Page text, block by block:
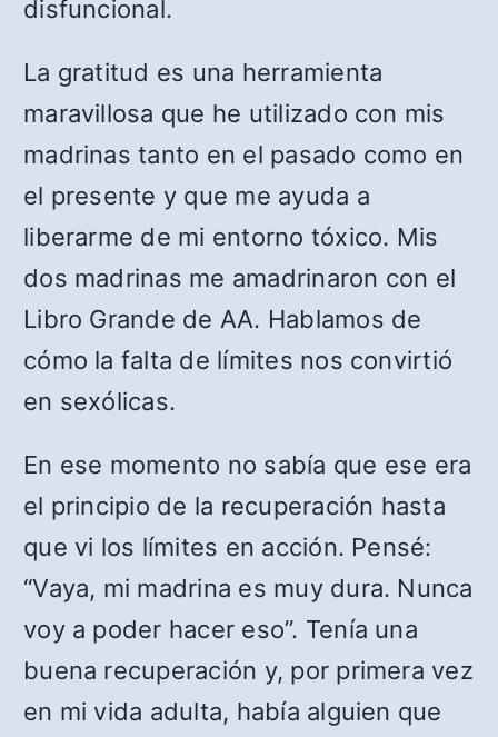
disfuncional.
La gratitud es una herramienta
maravillosa que he utilizado con mis
madrinas tanto en el pasado como en
el presente y que me ayuda a
liberarme de mi entorno tóxico. Mis
dos madrinas me amadrinaron con el
Libro Grande de AA. Hablamos de
cómo la falta de límites nos convirtió
en sexólicas.
En ese momento no sabía que ese era
el principio de la recuperación hasta
que vi los límites en acción. Pensé:
“Vaya, mi madrina es muy dura. Nunca
voy a poder hacer eso”. Tenía una
buena recuperación y, por primera vez
en mi vida adulta, había alguien que